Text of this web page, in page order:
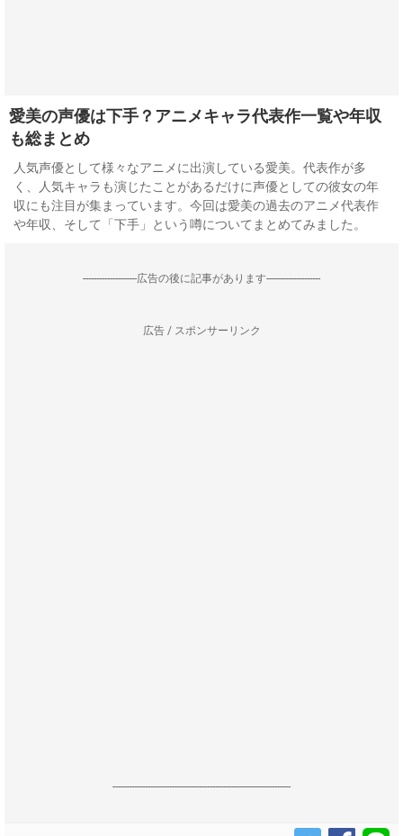
愛美の声優は下手？アニメキャラ代表作一覧や年収
も総まとめ
人気声優として様々なアニメに出演している愛美。代表作が多
く、人気キャラも演じたことがあるだけに声優としての彼女の年
収にも注目が集まっています。今回は愛美の過去のアニメ代表作
や年収、そして「下手」という噂についてまとめてみました。
--------------------広告の後に記事があります--------------------
広告 / スポンサーリンク
------------------------------------------------------------------